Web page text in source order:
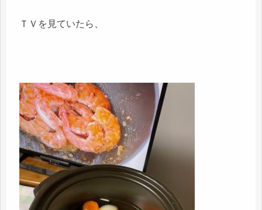
ＴＶを見ていたら、